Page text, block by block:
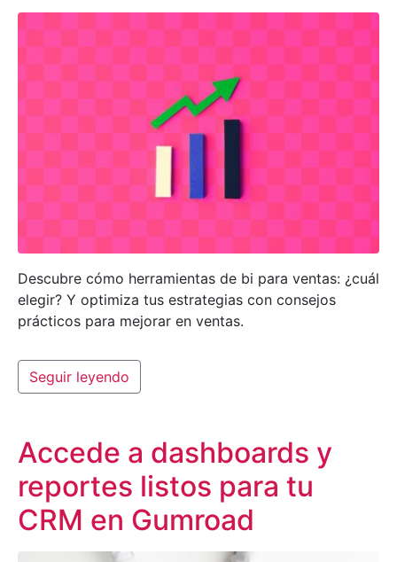
Descubre cómo herramientas de bi para ventas: ¿cuál
elegir? Y optimiza tus estrategias con consejos
prácticos para mejorar en ventas.
Seguir leyendo
Accede a dashboards y
reportes listos para tu
CRM en Gumroad